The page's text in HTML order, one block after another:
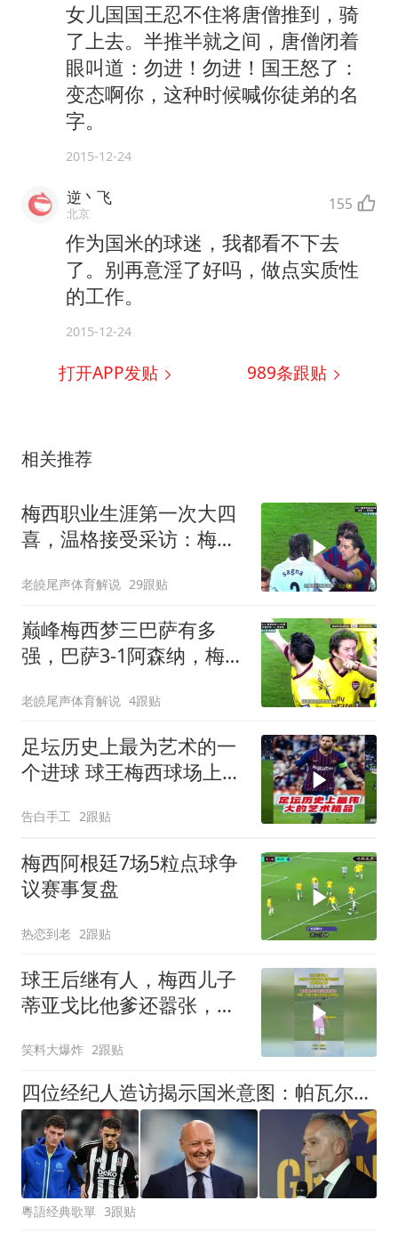
女儿国国王忍不住将唐僧推到，骑
了上去。半推半就之间，唐僧闭着
眼叫道：勿进！勿进！国王怒了：
变态啊你，这种时候喊你徒弟的名
字。
2015-12-24
逆丶飞
北京 155
作为国米的球迷，我都看不下去
了。别再意淫了好吗，做点实质性
的工作。
2015-12-24
打开APP发贴 989条跟贴
相关推荐
梅西职业生涯第一次大四
喜，温格接受采访：梅西
员
老皢尾声体育解说 29跟贴
巅峰梅西梦三巴萨有多
强，巴萨3-1阿森纳，梅西
塔
老皢尾声体育解说 4跟贴
足坛历史上最为艺术的一
个进球 球王梅西球场上天
告白手工 2跟贴
梅西阿根廷7场5粒点球争
议赛事复盘
热恋到老 2跟贴
球王后继有人，梅西儿子
蒂亚戈比他爹还嚣张，偶
笑料大爆炸 2跟贴
四位经纪人造访揭示国米意图：帕瓦尔离队概率大 可能与尤文互换
粵語经典歌單 3跟贴